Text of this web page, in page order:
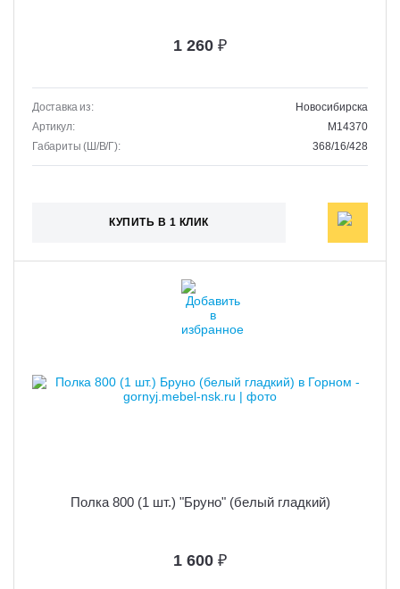
1 260 ₽
Доставка из:
Новосибирска
Артикул:
M14370
Габариты (Ш/В/Г):
368/16/428
КУПИТЬ В 1 КЛИК
Полка 800 (1 шт.) "Бруно" (белый гладкий)
1 600 ₽